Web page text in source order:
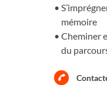
mémoire
Cheminer
du